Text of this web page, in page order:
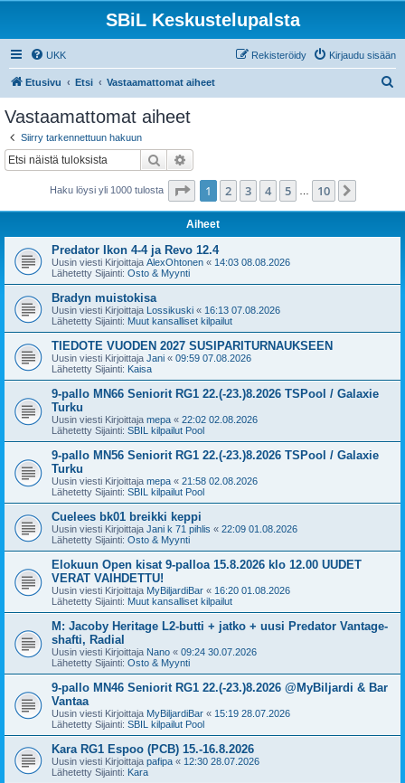
SBiL Keskustelupalsta
UKK Kirjaudu sisään
Rekisteröidy
Etusivu Etsi Vastaamattomat aiheet
Vastaamattomat aiheet
Siirry tarkennettuun hakuun
Etsi
Haku löysi yli 1000 tulosta Sivu /10
1 2 3 4 5 10
Aiheet
Predator Ikon 4-4 ja Revo 12.4
Uusin viesti Kirjoittaja AlexOhtonen « 14:03 08.08.2026
Lähetetty Sijainti: Osto & Myynti
Bradyn muistokisa
Uusin viesti Kirjoittaja Lossikuski « 16:13 07.08.2026
Lähetetty Sijainti: Muut kansalliset kilpailut
TIEDOTE VUODEN 2027 SUSIPARITURNAUKSEEN
Uusin viesti Kirjoittaja Jani « 09:59 07.08.2026
Lähetetty Sijainti: Kaisa
9-pallo MN66 Seniorit RG1 22.(-23.)8.2026 TSPool / Galaxie
Turku
Uusin viesti Kirjoittaja mepa « 22:02 02.08.2026
Lähetetty Sijainti: SBIL kilpailut Pool
9-pallo MN56 Seniorit RG1 22.(-23.)8.2026 TSPool / Galaxie
Turku
Uusin viesti Kirjoittaja mepa « 21:58 02.08.2026
Lähetetty Sijainti: SBIL kilpailut Pool
Cuelees bk01 breikki keppi
Uusin viesti Kirjoittaja Jani k 71 pihlis « 22:09 01.08.2026
Lähetetty Sijainti: Osto & Myynti
Elokuun Open kisat 9-palloa 15.8.2026 klo 12.00 UUDET
VERAT VAIHDETTU!
Uusin viesti Kirjoittaja MyBiljardiBar « 16:20 01.08.2026
Lähetetty Sijainti: Muut kansalliset kilpailut
M: Jacoby Heritage L2-butti + jatko + uusi Predator Vantage-
shafti, Radial
Uusin viesti Kirjoittaja Nano « 09:24 30.07.2026
Lähetetty Sijainti: Osto & Myynti
9-pallo MN46 Seniorit RG1 22.(-23.)8.2026 @MyBiljardi & Bar
Vantaa
Uusin viesti Kirjoittaja MyBiljardiBar « 15:19 28.07.2026
Lähetetty Sijainti: SBIL kilpailut Pool
Kara RG1 Espoo (PCB) 15.-16.8.2026
Uusin viesti Kirjoittaja pafipa « 12:30 28.07.2026
Lähetetty Sijainti: Kara